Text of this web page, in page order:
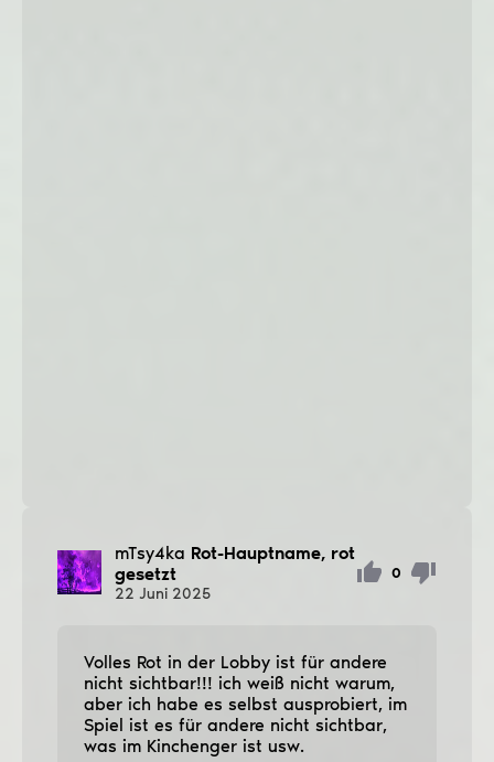
mTsy4ka Rot-Hauptname, rot
gesetzt
22 Juni 2025
0
Volles Rot in der Lobby ist für andere
nicht sichtbar!!! ich weiß nicht warum,
aber ich habe es selbst ausprobiert, im
Spiel ist es für andere nicht sichtbar,
was im Kinchenger ist usw.